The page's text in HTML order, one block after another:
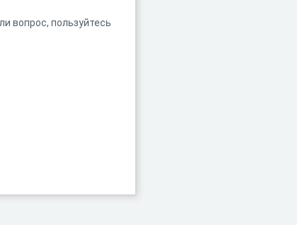
вопрос, пользуйтесь